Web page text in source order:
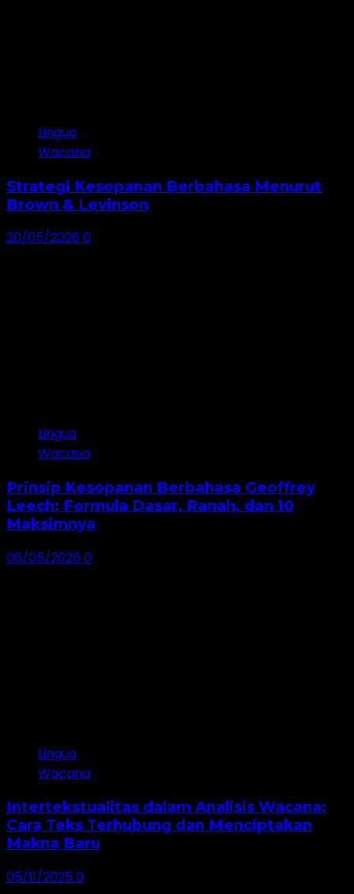
Lingua
Wacana
Strategi Kesopanan Berbahasa Menurut
Brown & Levinson
20/05/20260
Lingua
Wacana
Prinsip Kesopanan Berbahasa Geoffrey
Leech: Formula Dasar, Ranah, dan 10
Maksimnya
06/05/20260
Lingua
Wacana
Intertekstualitas dalam Analisis Wacana:
Cara Teks Terhubung dan Menciptakan
Makna Baru
05/11/20250